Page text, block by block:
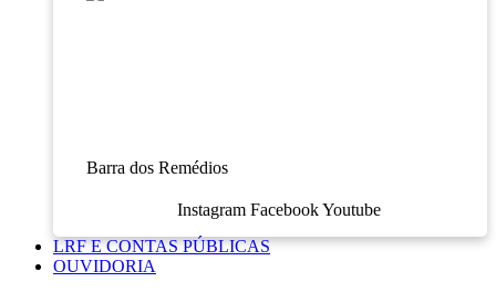
Barra dos Remédios
Instagram Facebook Youtube
LRF E CONTAS PÚBLICAS
OUVIDORIA